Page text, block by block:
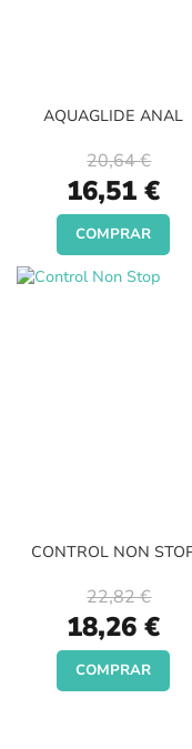
AQUAGLIDE ANAL
Special
Price
16,51 €
20,64 €
COMPRAR
CONTROL NON
Special
Price
18,26 €
22,82 €
COMPRAR